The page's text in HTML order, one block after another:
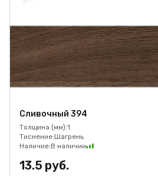
Сливочный 394
Толщина (мм):1
Тиснение:Шагрень
Наличие:В наличии
13.5 руб.